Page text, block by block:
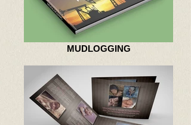
MUDLOGGING